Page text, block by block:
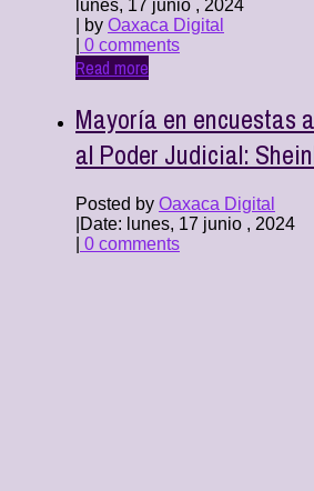
lunes, 17 junio , 2024
| by Oaxaca Digital
0 comments
Read more
Mayoría en encuestas
al Poder Judicial:
Posted by Oaxaca Digital
Date: lunes, 17 junio , 2024
0 comments